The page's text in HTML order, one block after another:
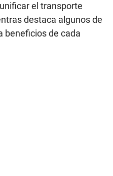
el transporte
destaca algunos de
beneficios de cada